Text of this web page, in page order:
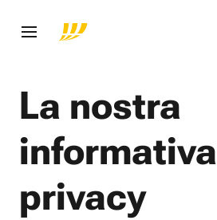
La nostra
informativa
privacy